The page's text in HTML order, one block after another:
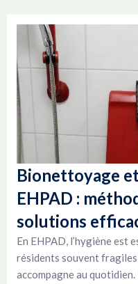
Bionettoyage
EHPAD :
solutions
En EHPAD, l’hygiène est
résidents souvent
accompagne au